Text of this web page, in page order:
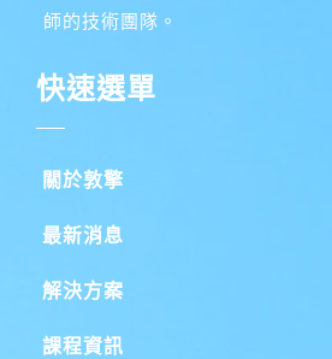
師的技術團隊。
快速選單
關於敦擎
最新消息
解決方案
課程資訊